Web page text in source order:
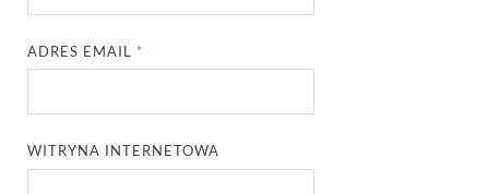
ADRES EMAIL *
WITRYNA INTERNETOWA